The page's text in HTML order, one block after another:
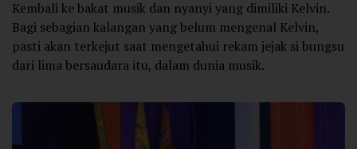
Kembali ke bakat musik dan nyanyi yang dimiliki Kelvin.
Bagi sebagian kalangan yang belum mengenal Kelvin,
pasti akan terkejut saat mengetahui rekam jejak si bungsu
dari lima bersaudara itu, dalam dunia musik.